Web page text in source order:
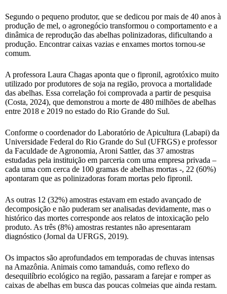
Segundo o pequeno produtor, que se dedicou por mais de 40 anos à
produção de mel, o agronegócio transformou o comportamento e a
dinâmica de reprodução das abelhas polinizadoras, dificultando a
produção. Encontrar caixas vazias e enxames mortos tornou-se
comum.
A professora Laura Chagas aponta que o fipronil, agrotóxico muito
utilizado por produtores de soja na região, provoca a mortalidade
das abelhas. Essa correlação foi comprovada a partir de pesquisa
(Costa, 2024), que demonstrou a morte de 480 milhões de abelhas
entre 2018 e 2019 no estado do Rio Grande do Sul.
Conforme o coordenador do Laboratório de Apicultura (Labapi) da
Universidade Federal do Rio Grande do Sul (UFRGS) e professor
da Faculdade de Agronomia, Aroni Sattler, das 37 amostras
estudadas pela instituição em parceria com uma empresa privada –
cada uma com cerca de 100 gramas de abelhas mortas -, 22 (60%)
apontaram que as polinizadoras foram mortas pelo fipronil.
As outras 12 (32%) amostras estavam em estado avançado de
decomposição e não puderam ser analisadas devidamente, mas o
histórico das mortes corresponde aos relatos de intoxicação pelo
produto. As três (8%) amostras restantes não apresentaram
diagnóstico (Jornal da UFRGS, 2019).
Os impactos são aprofundados em temporadas de chuvas intensas
na Amazônia. Animais como tamanduás, como reflexo do
desequilíbrio ecológico na região, passaram a farejar e romper as
caixas de abelhas em busca das poucas colmeias que ainda restam.